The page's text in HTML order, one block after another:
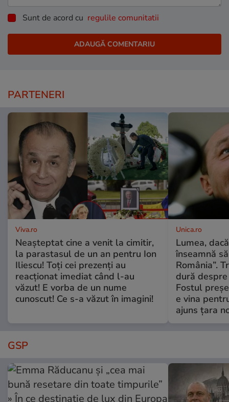
Sunt de acord cu regulile comunitatii
PARTENERI
Viva.ro
Neașteptat cine a venit la cimitir,
la parastasul de un an pentru Ion
Iliescu! Toți cei prezenți au
reacționat imediat când l-au
văzut! E vorba de un nume
cunoscut! Ce s-a văzut în imagini!
Unica.ro
Lumea,
înseamnă
România”.
dură
Fostul
e vina
ajuns țara
GSP